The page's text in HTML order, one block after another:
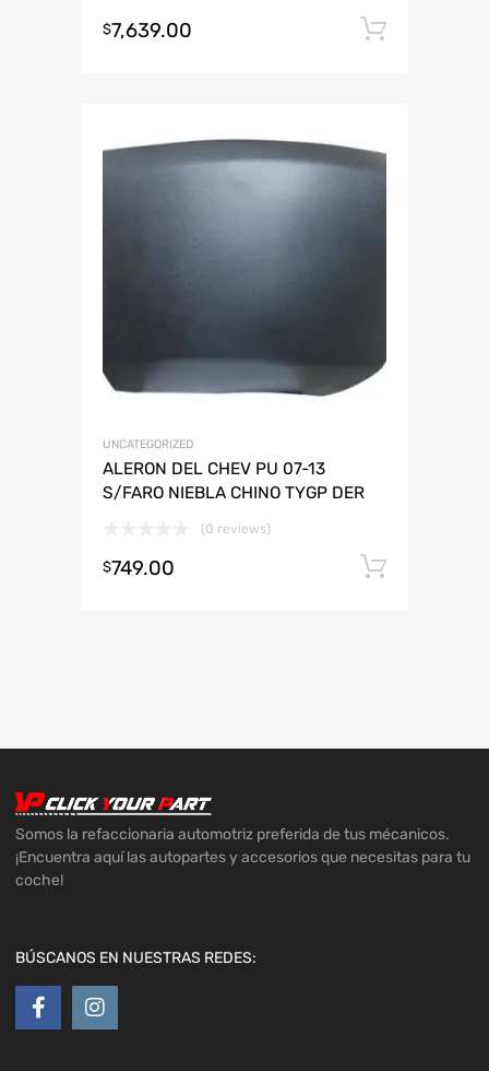
$7,639.00
UNCATEGORIZED
ALERON DEL CHEV PU 07-13
S/FARO NIEBLA CHINO TYGP DER
(0 reviews)
$749.00
Somos la refaccionaria automotriz preferida de tus mécanicos.
¡Encuentra aquí las autopartes y accesorios que necesitas para tu
coche!
BÚSCANOS EN NUESTRAS REDES: